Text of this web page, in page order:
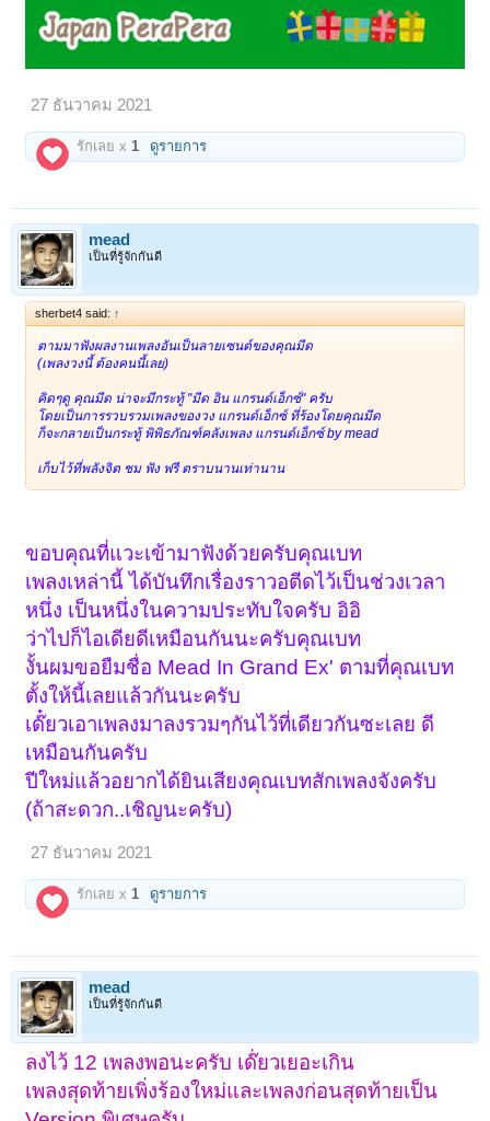
27 ธันวาคม 2021
รักเลย x 1 ดูรายการ
mead
เป็นที่รู้จักกันดี
sherbet4 said: ↑
ตามมาฟังผลงานเพลงอันเป็นลายเซนต์ของคุณมีด
(เพลงวงนี้ ต้องคนนี้เลย)
คิดๆดู คุณมีด น่าจะมีกระทู้ "มีด อิน แกรนด์เอ็กซ์" ครับ
โดยเป็นการรวบรวมเพลงของวง แกรนด์เอ็กซ์ ที่ร้องโดยคุณมีด
ก็จะกลายเป็นกระทู้ พิพิธภัณฑ์คลังเพลง แกรนด์เอ็กซ์ by mead
เก็บไว้ที่พลังจิต ชม ฟัง ฟรี ตราบนานเท่านาน
ขอบคุณที่แวะเข้ามาฟังด้วยครับคุณเบท
เพลงเหล่านี้ ได้บันทึกเรื่องราวอตีดไว้เป็นช่วงเวลา
หนึ่ง เป็นหนึ่งในความประทับใจครับ อิอิ
ว่าไปก็ไอเดียดีเหมือนกันนะครับคุณเบท
งั้นผมขอยืมชื่อ Mead In Grand Ex' ตามที่คุณเบท
ตั้งให้นี้เลยแล้วกันนะครับ
เด๊๋ยวเอาเพลงมาลงรวมๆกันไว้ที่เดียวกันซะเลย ดี
เหมือนกันครับ
ปีใหม่แล้วอยากได้ยินเสียงคุณเบทสักเพลงจังครับ
(ถ้าสะดวก..เชิญนะครับ)
27 ธันวาคม 2021
รักเลย x 1 ดูรายการ
mead
เป็นที่รู้จักกันดี
ลงไว้ 12 เพลงพอนะครับ เด๊่ยวเยอะเกิน
เพลงสุดท้ายเพิ่งร้องใหม่และเพลงก่อนสุดท้ายเป็น